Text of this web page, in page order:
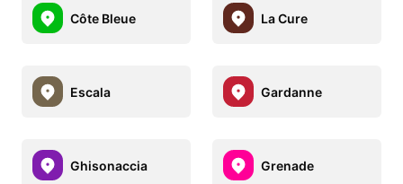
Côte Bleue La Cure
Escala Gardanne
Ghisonaccia Grenade